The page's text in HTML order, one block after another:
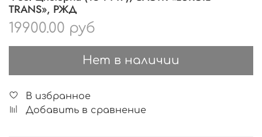
TRANS», РЖД
19900.00 руб
Нет в наличии
В избранное
Добавить в сравнение